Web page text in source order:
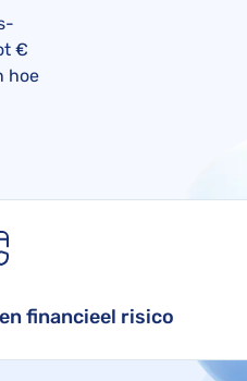
€
hoe
financieel risico